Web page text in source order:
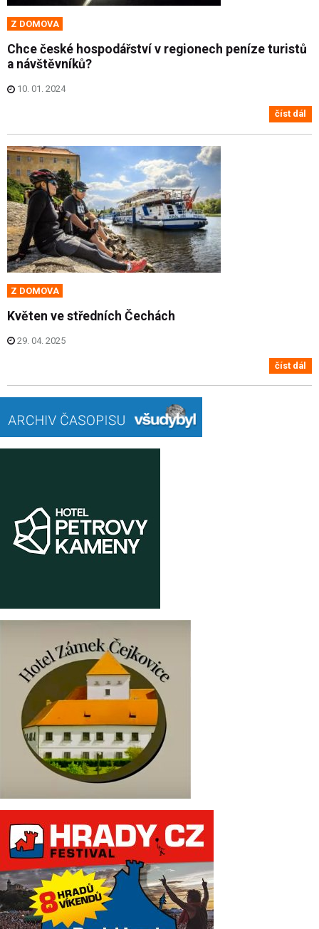
Z DOMOVA
Chce české hospodářství v regionech peníze turistů
a návštěvníků?
10. 01. 2024
číst dál
Z DOMOVA
Květen ve středních Čechách
29. 04. 2025
číst dál